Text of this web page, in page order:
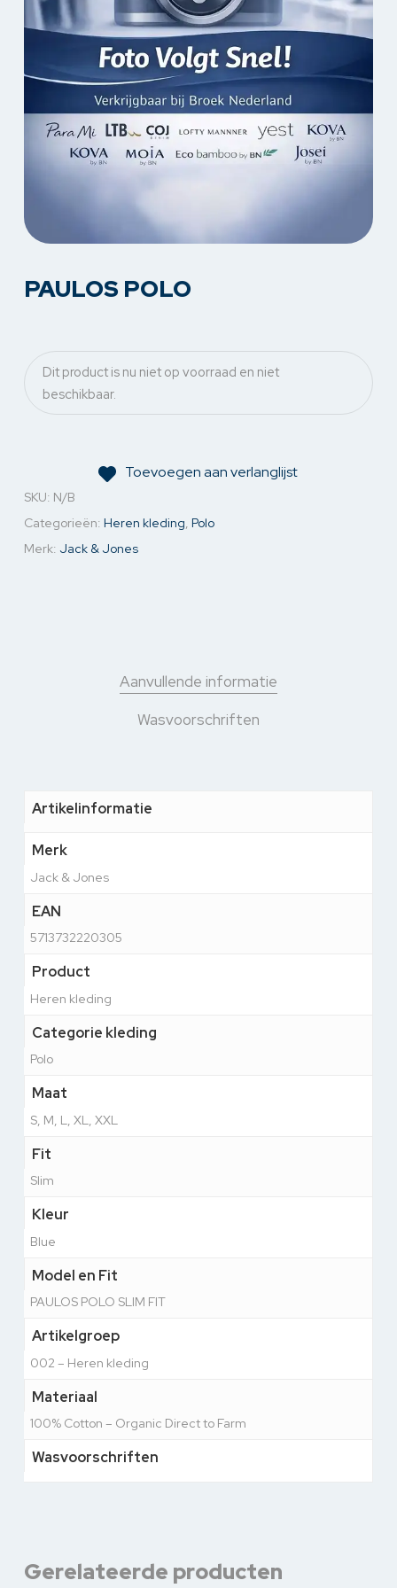
PAULOS POLO
Dit product is nu niet op voorraad en niet
beschikbaar.
Toevoegen aan verlanglijst
SKU: N/B
Categorieën: Heren kleding, Polo
Merk: Jack & Jones
Aanvullende informatie
Wasvoorschriften
Artikelinformatie
Merk
Jack & Jones
EAN
5713732220305
Product
Heren kleding
Categorie kleding
Polo
Maat
S, M, L, XL, XXL
Fit
Slim
Kleur
Blue
Model en Fit
PAULOS POLO SLIM FIT
Artikelgroep
002 – Heren kleding
Materiaal
100% Cotton – Organic Direct to Farm
Wasvoorschriften
Gerelateerde producten